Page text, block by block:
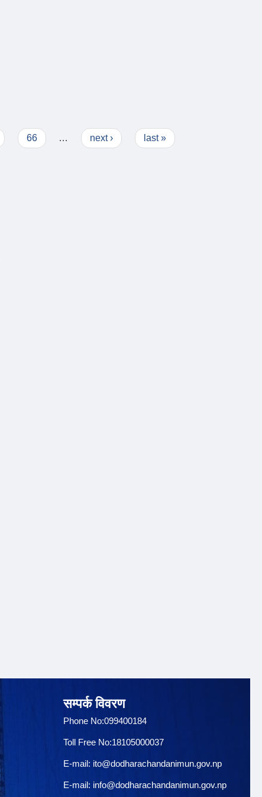
66 … next › last »
सम्पर्क विवरण
Phone No:099400184
Toll Free No:18105000037
E-mail: ito@dodharachandanimun.gov.np
E-mail: info@dodharachandanimun.gov.np